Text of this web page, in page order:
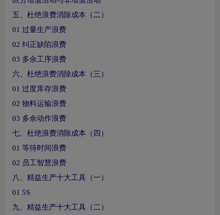
五、杜绝浪费消除成本（二）
01 过量生产浪费
02 纠正缺陷浪费
03 多余工序浪费
六、杜绝浪费消除成本（三）
01 过度库存浪费
02 物料运输浪费
03 多余动作浪费
七、杜绝浪费消除成本（四）
01 等待时间浪费
02 员工智慧浪费
八、精益生产十大工具（一）
01 5S
九、精益生产十大工具（二）